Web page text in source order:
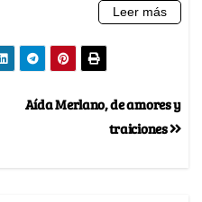
Aída Merlano, de amores y
traiciones